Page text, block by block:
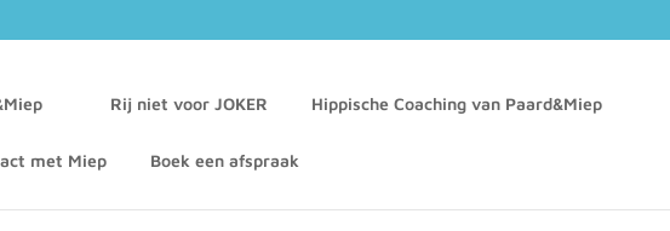
Rij niet voor JOKER Hippische Coaching van Paard&Miep
met Miep Boek een afspraak